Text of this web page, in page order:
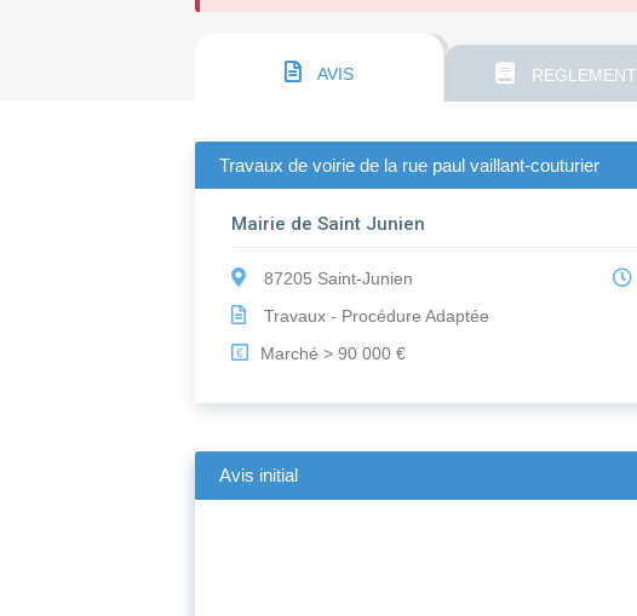
AVIS REGLEMENT
Travaux de voirie de la rue paul vaillant-couturier
Mairie de Saint Junien
87205 Saint-Junien
Travaux - Procédure Adaptée
€ Marché > 90 000 €
Avis initial